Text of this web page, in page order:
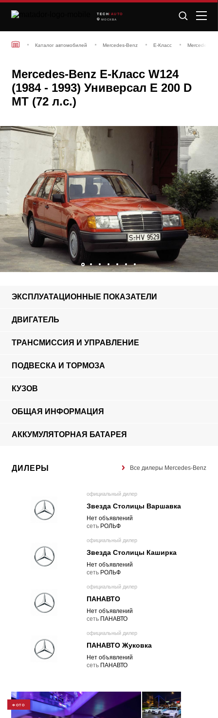
TECH /AUTO
МОСКВА
Каталог автомобилей Mercedes-Benz E-Класс Mercedes-
Mercedes-Benz E-Класс W124
(1984 - 1993) Универсал E 200 D
MT (72 л.с.)
ЭКСПЛУАТАЦИОННЫЕ ПОКАЗАТЕЛИ
ДВИГАТЕЛЬ
ТРАНСМИССИЯ И УПРАВЛЕНИЕ
ПОДВЕСКА И ТОРМОЗА
КУЗОВ
ОБЩАЯ ИНФОРМАЦИЯ
АККУМУЛЯТОРНАЯ БАТАРЕЯ
ДИЛЕРЫ Все дилеры Mercedes-Benz
официальный дилер
Звезда Столицы Варшавка
Нет объявлений
cеть РОЛЬФ
официальный дилер
Звезда Столицы Каширка
Нет объявлений
cеть РОЛЬФ
официальный дилер
ПАНАВТО
Нет объявлений
cеть ПАНАВТО
официальный дилер
ПАНАВТО Жуковка
Нет объявлений
cеть ПАНАВТО
ФОТО